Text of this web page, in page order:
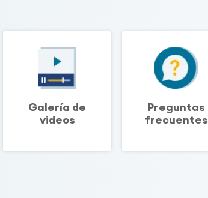
Galería de
videos
Preguntas
frecuentes